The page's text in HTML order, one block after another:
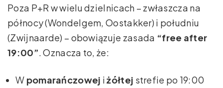
Poza P+R w wielu dzielnicach – zwłaszcza na
północy (Wondelgem, Oostakker) i południu
(Zwijnaarde) – obowiązuje zasada “free after
19:00”. Oznacza to, że:
W pomarańczowej iżółtej strefie po 19:00